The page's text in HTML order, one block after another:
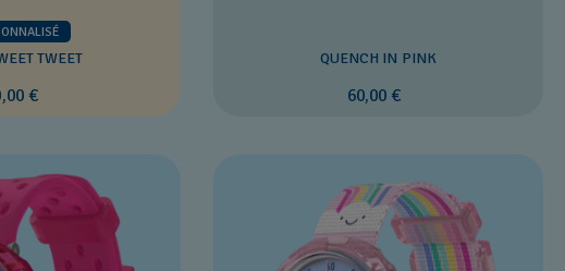
TWEET
€
QUENCH IN PINK
60,00 €